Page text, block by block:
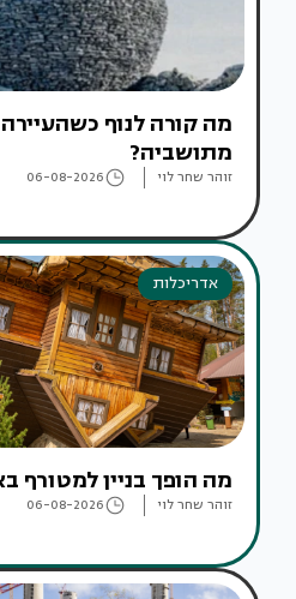
מה קורה לנוף
מתושביה?
זוהר שחר לוי 06-08-2026
אדריכלות
מה הופך בניין למטורף
זוהר שחר לוי 06-08-2026